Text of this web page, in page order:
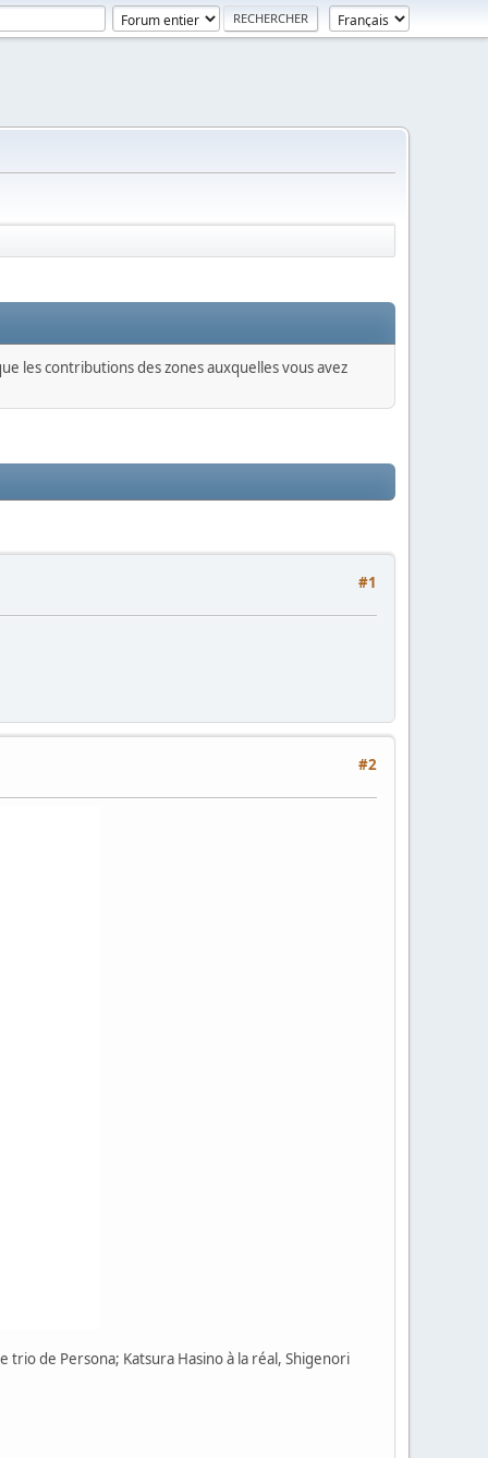
les contributions des zones auxquelles vous avez
#1
#2
trio de Persona; Katsura Hasino à la réal, Shigenori